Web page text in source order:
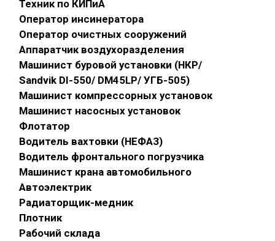
Техник по КИПиА
Оператор инсинератора
Оператор очистных сооружений
Аппаратчик воздухоразделения
Машинист буровой установки (НКР/
Sandvik DI-550/ DM45LP/ УГБ-505)
Машинист компрессорных установок
Машинист насосных установок
Флотатор
Водитель вахтовки (НЕФАЗ)
Водитель фронтального погрузчика
Машинист крана автомобильного
Автоэлектрик
Радиаторщик-медник
Плотник
Рабочий склада